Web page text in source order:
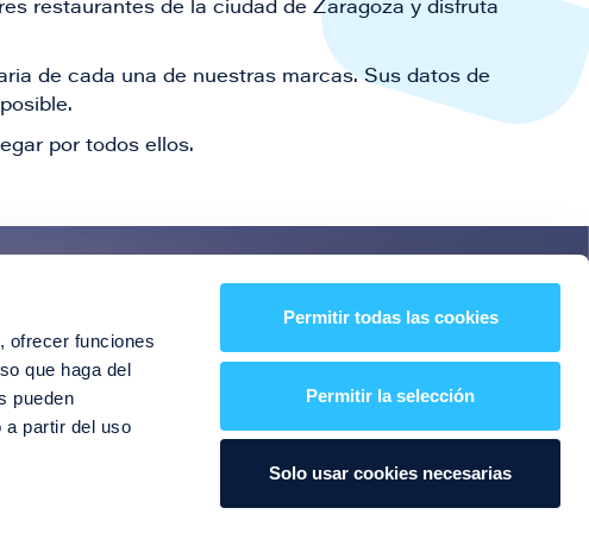
ofrecer funciones
que haga del
pueden
a partir del uso
Permitir todas las cookies
Permitir la selección
Solo usar cookies necesarias
restaurantes de la ciudad de Zaragoza y disfruta
de cada una de nuestras marcas. Sus datos de
por todos ellos.
y mucho más